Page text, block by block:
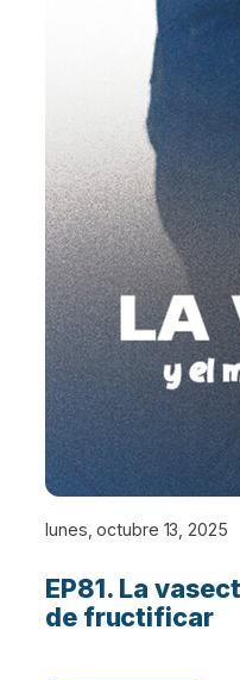
lunes, octubre 13, 2025
EP81. La
de fructificar